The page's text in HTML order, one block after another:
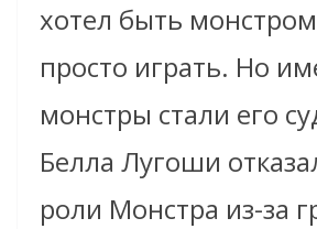
хотел быть
просто играть. Но
монстры стали его
Белла Лугоши
роли Монстра из-за